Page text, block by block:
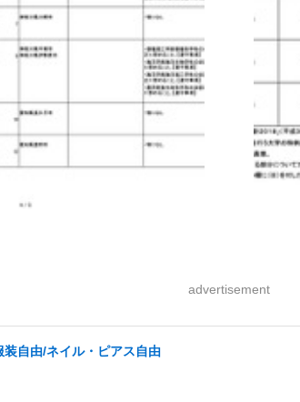
advertisement
装自由/ネイル・ピアス自由